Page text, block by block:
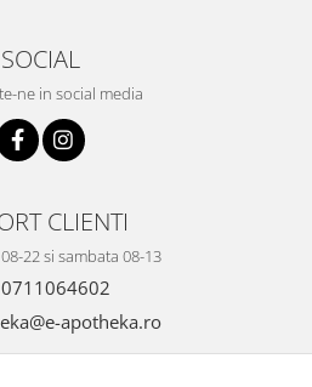
SOCIAL
ne in social media
CLIENTI
22 si sambata 08-13
0711064602
apotheka.ro